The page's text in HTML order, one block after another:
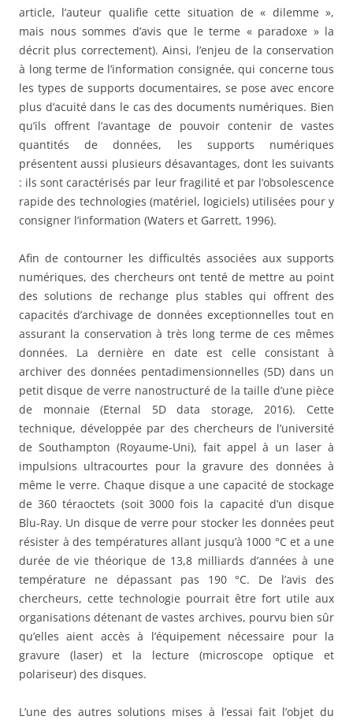
article, l’auteur qualifie cette situation de « dilemme »,
mais nous sommes d’avis que le terme « paradoxe » la
décrit plus correctement). Ainsi, l’enjeu de la conservation
à long terme de l’information consignée, qui concerne tous
les types de supports documentaires, se pose avec encore
plus d’acuité dans le cas des documents numériques. Bien
qu’ils offrent l’avantage de pouvoir contenir de vastes
quantités de données, les supports numériques
présentent aussi plusieurs désavantages, dont les suivants
: ils sont caractérisés par leur fragilité et par l’obsolescence
rapide des technologies (matériel, logiciels) utilisées pour y
consigner l’information (Waters et Garrett, 1996).
Afin de contourner les difficultés associées aux supports
numériques, des chercheurs ont tenté de mettre au point
des solutions de rechange plus stables qui offrent des
capacités d’archivage de données exceptionnelles tout en
assurant la conservation à très long terme de ces mêmes
données. La dernière en date est celle consistant à
archiver des données pentadimensionnelles (5D) dans un
petit disque de verre nanostructuré de la taille d’une pièce
de monnaie (Eternal 5D data storage, 2016). Cette
technique, développée par des chercheurs de l’université
de Southampton (Royaume-Uni), fait appel à un laser à
impulsions ultracourtes pour la gravure des données à
même le verre. Chaque disque a une capacité de stockage
de 360 téraoctets (soit 3000 fois la capacité d’un disque
Blu-Ray. Un disque de verre pour stocker les données peut
résister à des températures allant jusqu’à 1000 °C et a une
durée de vie théorique de 13,8 milliards d’années à une
température ne dépassant pas 190 °C. De l’avis des
chercheurs, cette technologie pourrait être fort utile aux
organisations détenant de vastes archives, pourvu bien sûr
qu’elles aient accès à l’équipement nécessaire pour la
gravure (laser) et la lecture (microscope optique et
polariseur) des disques.
L’une des autres solutions mises à l’essai fait l’objet du